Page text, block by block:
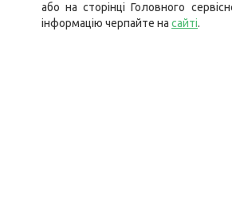
або на сторінці Головного
інформацію черпайте на сайті.